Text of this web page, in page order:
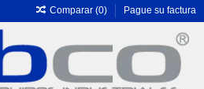
Comparar (0) Pague su factura